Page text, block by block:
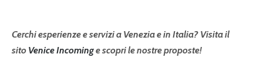
Cerchi esperienze e servizi a Venezia e in Italia? Visita il
sito Venice Incominge scopri le nostre proposte!